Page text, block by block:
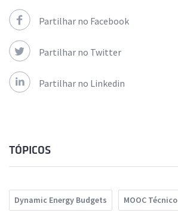
Partilhar no Facebook
Partilhar no Twitter
Partilhar no Linkedin
TÓPICOS
Dynamic Energy Budgets MOOC Técnico